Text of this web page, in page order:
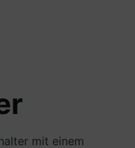
mit einem